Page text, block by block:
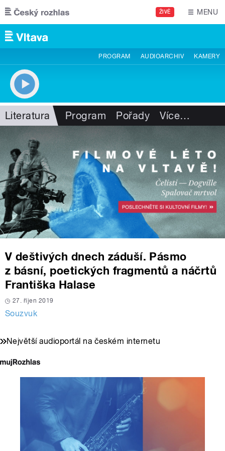
Přejít k hlavnímu obsahu
ŽIVĚ MENU
PROGRAM AUDIOARCHIV KAMERY
Literatura Program Pořady Více…
V deštivých dnech záduší. Pásmo
z básní, poetických fragmentů a náčrtů
Františka Halase
27. říjen 2019
Souzvuk
Největší audioportál na českém internetu